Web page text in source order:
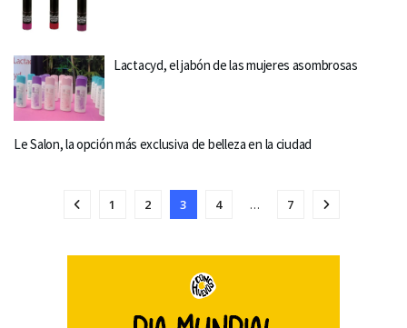
Lactacyd, el jabón de las mujeres asombrosas
Le Salon, la opción más exclusiva de belleza en la ciudad
1 2 3 4 … 7